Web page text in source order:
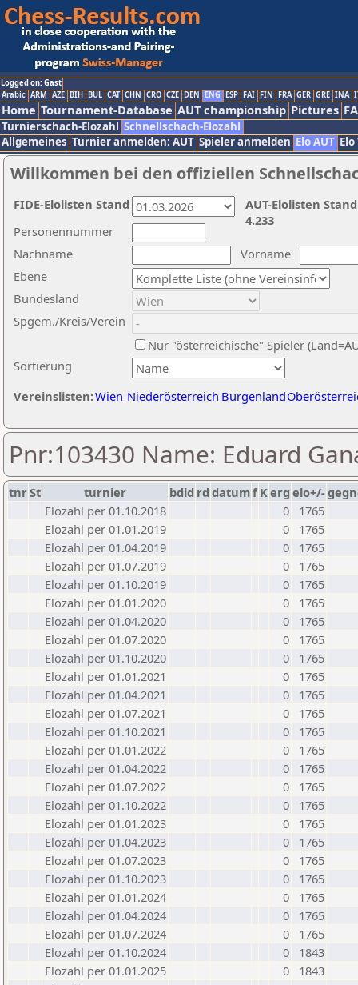
Logged on: Gast
Arabic ARM AZE BIH BUL CAT CHN CRO CZE DEN ENG ESP FAI FIN FRA GER GRE INA
Home Tournament-Database AUT championship Pictures
Turnierschach-Elozahl Schnellschach-Elozahl
Allgemeines Turnier anmelden: AUT Spieler anmelden Elo AUT
Willkommen bei den offiziellen
Nachname
Vorname
Ebene
Sortierung
Personennummer
Bundesland
Spgem./Kreis/Verein
Nur "österreichische" Spieler
Vereinslisten:Wien Niederösterreich Burgenland
AUT-Elolisten
4.233
FIDE-Elolisten Stand
Pnr:103430 Name: Eduard
tnrSt turnier bdld rd datumf Kerg elo+/-
Elozahl per 01.10.2018
0
1765
Elozahl per 01.01.2019
0
1765
Elozahl per 01.04.2019
0
1765
Elozahl per 01.07.2019
0
1765
Elozahl per 01.10.2019
0
1765
Elozahl per 01.01.2020
0
1765
Elozahl per 01.04.2020
0
1765
Elozahl per 01.07.2020
0
1765
Elozahl per 01.10.2020
0
1765
Elozahl per 01.01.2021
0
1765
Elozahl per 01.04.2021
0
1765
Elozahl per 01.07.2021
0
1765
Elozahl per 01.10.2021
0
1765
Elozahl per 01.01.2022
0
1765
Elozahl per 01.04.2022
0
1765
Elozahl per 01.07.2022
0
1765
Elozahl per 01.10.2022
0
1765
Elozahl per 01.01.2023
0
1765
Elozahl per 01.04.2023
0
1765
Elozahl per 01.07.2023
0
1765
Elozahl per 01.10.2023
0
1765
Elozahl per 01.01.2024
0
1765
Elozahl per 01.04.2024
0
1765
Elozahl per 01.07.2024
0
1765
Elozahl per 01.10.2024
0
1843
Elozahl per 01.01.2025
0
1843